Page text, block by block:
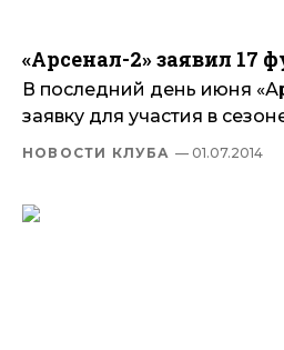
«Арсенал-2» заявил 17
В последний день июня
заявку для участия в
НОВОСТИ КЛУБА — 01.07.2014